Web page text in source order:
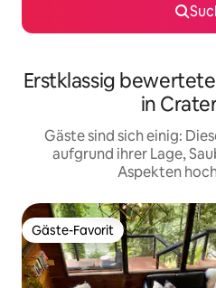
Erstklassig
in
Gäste sind sich einig:
aufgrund ihrer Lage,
Aspekten
Gäste-Favorit
Gäste-Favorit